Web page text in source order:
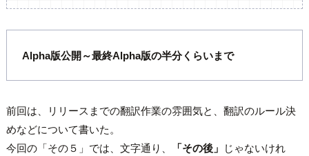
Alpha版公開～最終Alpha版の半分くらいまで
前回は、リリースまでの翻訳作業の雰囲気と、翻訳のルール決
めなどについて書いた。
今回の「その５」では、文字通り、
「その後」
じゃないけれ